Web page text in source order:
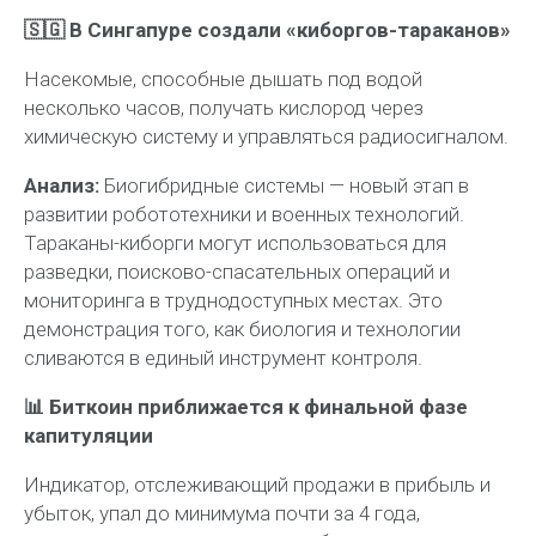
🇸🇬 В Сингапуре создали «киборгов-тараканов»
Насекомые, способные дышать под водой
несколько часов, получать кислород через
химическую систему и управляться радиосигналом.
Анализ: Биогибридные системы — новый этап в
развитии робототехники и военных технологий.
Тараканы-киборги могут использоваться для
разведки, поисково-спасательных операций и
мониторинга в труднодоступных местах. Это
демонстрация того, как биология и технологии
сливаются в единый инструмент контроля.
📊 Биткоин приближается к финальной фазе
капитуляции
Индикатор, отслеживающий продажи в прибыль и
убыток, упал до минимума почти за 4 года,